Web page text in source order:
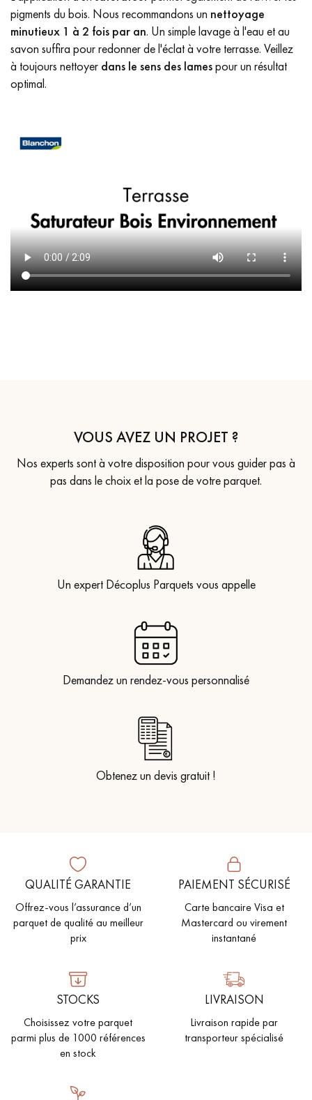
pigments du bois. Nous recommandons un nettoyage
minutieux 1 à 2 fois par an. Un simple lavage à l'eau et au
savon suffira pour redonner de l'éclat à votre terrasse. Veillez
à toujours nettoyer dans le sens des lamespour un résultat
optimal.
VOUS AVEZ UN PROJET ?
Nos experts sont à votre disposition pour vous guider pas à
pas dans le choix et la pose de votre parquet.
Un expert Décoplus Parquets vous appelle
Demandez un rendez-vous personnalisé
Obtenez un devis gratuit !
QUALITÉ GARANTIE
Offrez-vous l’assurance d’un
parquet de qualité au meilleur
prix
PAIEMENT SÉCURISÉ
Carte bancaire Visa et
Mastercard ou virement
instantané
STOCKS
Choisissez votre parquet
parmi plus de 1000 références
en stock
LIVRAISON
Livraison rapide par
transporteur spécialisé